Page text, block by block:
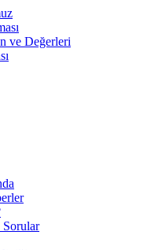
ve Değerleri
Sorular